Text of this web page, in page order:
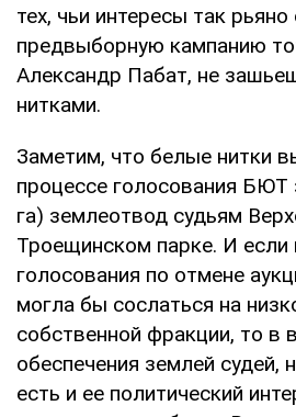
тех, чьи интересы так
предвыборную кампанию
Александр Пабат, не
нитками.
Заметим, что белые нитки
процессе голосования БЮТ
га) землеотвод судьям
Троещинском парке. И если
голосования по отмене
могла бы сослаться на
собственной фракции, то в
обеспечения землей судей,
есть и ее политический